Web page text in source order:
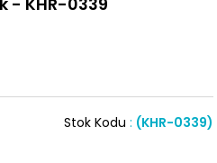
(KHR-0339)
Stok Kodu